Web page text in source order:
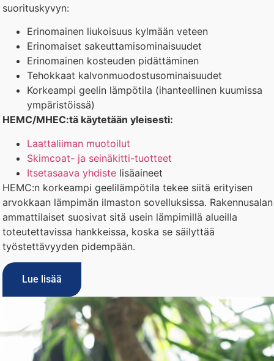
suorituskyvyn:
Erinomainen liukoisuus kylmään veteen
Erinomaiset sakeuttamisominaisuudet
Erinomainen kosteuden pidättäminen
Tehokkaat kalvonmuodostusominaisuudet
Korkeampi geelin lämpötila (ihanteellinen kuumissa
ympäristöissä)
HEMC/MHEC:tä käytetään yleisesti:
Laattaliiman muotoilut
Skimcoat- ja seinäkitti-tuotteet
Itsetasaava yhdiste lisäaineet
HEMC:n korkeampi geelilämpötila tekee siitä erityisen
arvokkaan lämpimän ilmaston sovelluksissa. Rakennusalan
ammattilaiset suosivat sitä usein lämpimillä alueilla
toteutettavissa hankkeissa, koska se säilyttää
työstettävyyden pidempään.
Lue lisää